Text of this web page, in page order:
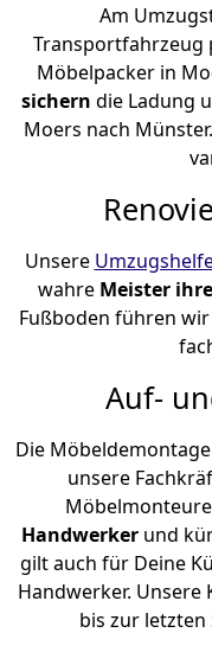
Am
Transportfahrzeug
Möbelpacker in
sichern die Ladung
Moers nach
Unsere
wahre Meister
Fußboden führen
Auf-
Die
unsere
Handwerker und
gilt auch für Deine
Handwerker. Unsere
bis zur letzten